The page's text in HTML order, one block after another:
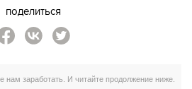
поделиться